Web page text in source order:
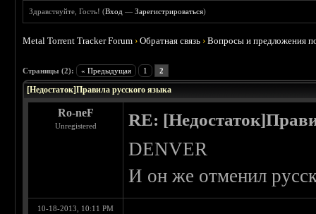
Здравствуйте, Гость! (Вход —Зарегистрироваться)
Metal Torrent Tracker Forum ›Обратная связь ›Вопросы и предложения
Страницы (2): « Предыдущая 1 2
[Недостаток]Правила русского языка
Ro-neF
Unregistered RE:
DENVER
И он же отменил
10-18-2013, 10:11 PM